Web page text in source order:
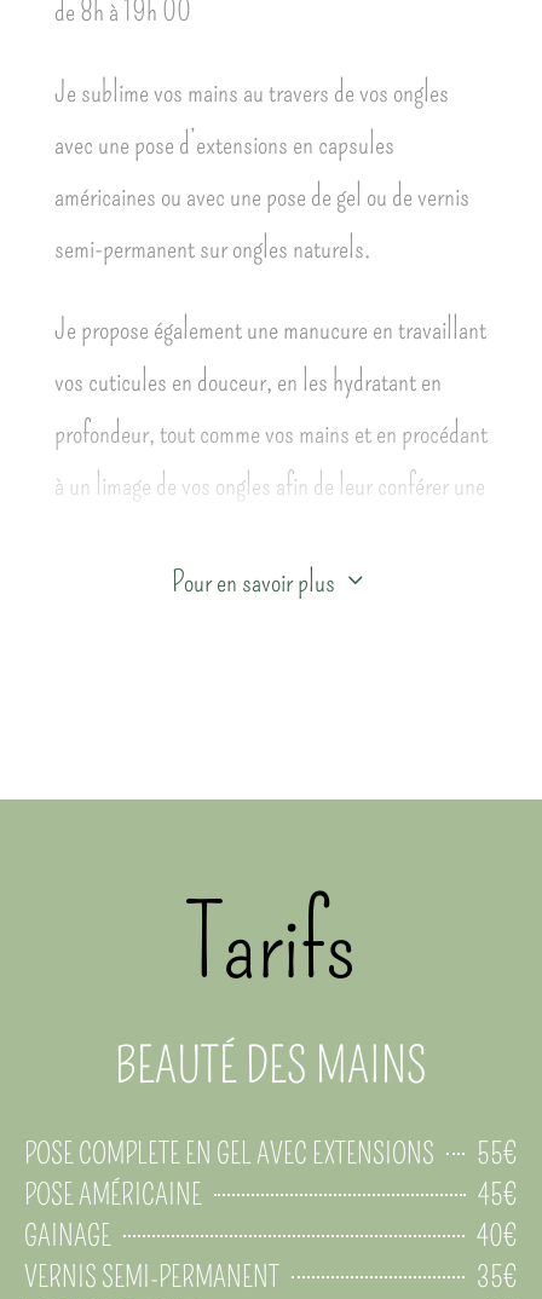
de 8h à 19h 00
Je sublime vos mains au travers de vos ongles
avec une pose d’extensions en capsules
américaines ou avec une pose de gel ou de vernis
semi-permanent sur ongles naturels.
Je propose également une manucure en travaillant
vos cuticules en douceur, en les hydratant en
profondeur, tout comme vos mains et en procédant
à un limage de vos ongles afin de leur conférer une
décorations ou nail-art sur vos ongles afin de
donner une petite touche de fantaisie et
J’utilise des produits professionnels de qualité
comme les marques OA Nail System ou Elya Maje.
Pour en savoir plus 3
Tarifs
BEAUTÉ DES MAINS
POSE COMPLETE EN GEL AVEC EXTENSIONS
55€
POSE AMÉRICAINE
45€
GAINAGE
40€
VERNIS SEMI-PERMANENT
35€